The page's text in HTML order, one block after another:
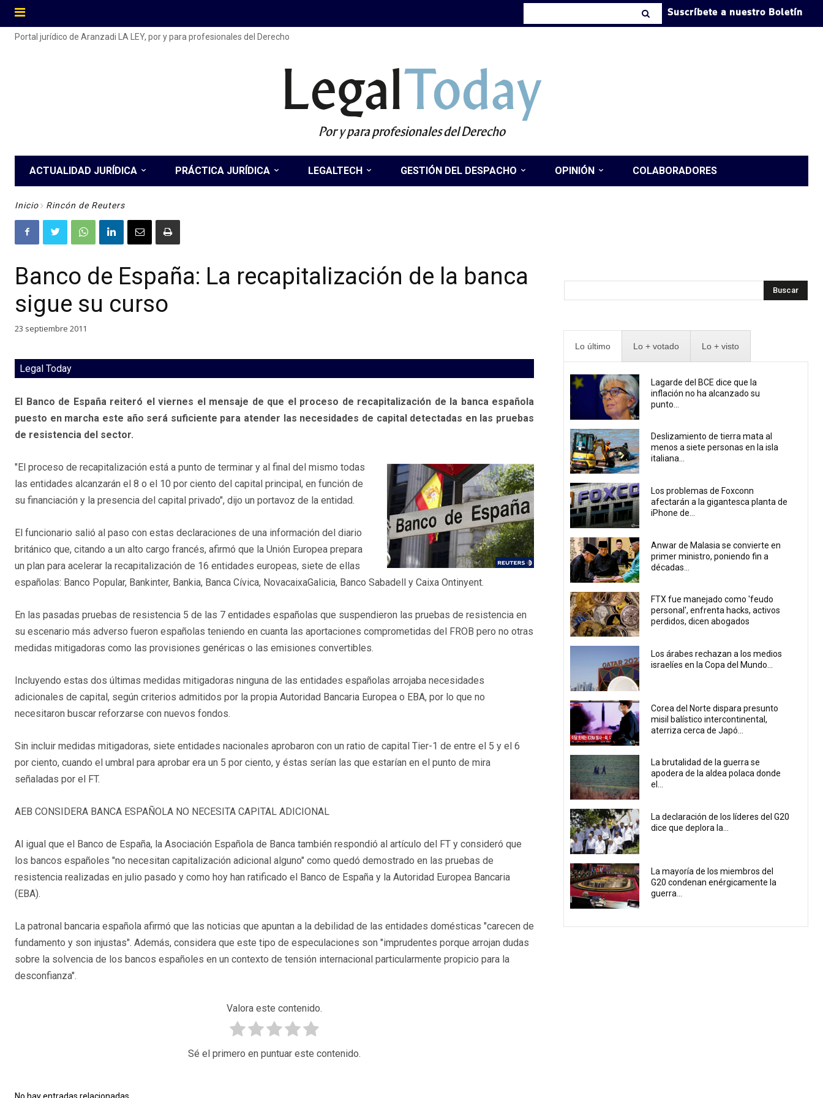
Suscríbete a nuestro Boletín
Portal jurídico de Aranzadi LA LEY, por y para profesionales del Derecho
LegalToday
Por y para profesionales del Derecho
ACTUALIDAD JURÍDICA PRÁCTICA JURÍDICA LEGALTECH GESTIÓN DEL DESPACHO OPINIÓN COLABORADORES
Inicio Rincón de Reuters
Banco de España: La recapitalización de la banca
sigue su curso
23 septiembre 2011
Legal Today
El Banco de España reiteró el viernes el mensaje de que el proceso de recapitalización de la banca española
puesto en marcha este año será suficiente para atender las necesidades de capital detectadas en las pruebas
de resistencia del sector.
"El proceso de recapitalización está a punto de terminar y al final del mismo todas
las entidades alcanzarán el 8 o el 10 por ciento del capital principal, en función de
su financiación y la presencia del capital privado", dijo un portavoz de la entidad.
El funcionario salió al paso con estas declaraciones de una información del diario
británico que, citando a un alto cargo francés, afirmó que la Unión Europea prepara
un plan para acelerar la recapitalización de 16 entidades europeas, siete de ellas
españolas: Banco Popular, Bankinter, Bankia, Banca Cívica, NovacaixaGalicia, Banco Sabadell y Caixa Ontinyent.
En las pasadas pruebas de resistencia 5 de las 7 entidades españolas que suspendieron las pruebas de resistencia en
su escenario más adverso fueron españolas teniendo en cuanta las aportaciones comprometidas del FROB pero no otras
medidas mitigadoras como las provisiones genéricas o las emisiones convertibles.
Incluyendo estas dos últimas medidas mitigadoras ninguna de las entidades españolas arrojaba necesidades
adicionales de capital, según criterios admitidos por la propia Autoridad Bancaria Europea o EBA, por lo que no
necesitaron buscar reforzarse con nuevos fondos.
Sin incluir medidas mitigadoras, siete entidades nacionales aprobaron con un ratio de capital Tier-1 de entre el 5 y el 6
por ciento, cuando el umbral para aprobar era un 5 por ciento, y éstas serían las que estarían en el punto de mira
señaladas por el FT.
AEB CONSIDERA BANCA ESPAÑOLA NO NECESITA CAPITAL ADICIONAL
Al igual que el Banco de España, la Asociación Española de Banca también respondió al artículo del FT y consideró que
los bancos españoles "no necesitan capitalización adicional alguno" como quedó demostrado en las pruebas de
resistencia realizadas en julio pasado y como hoy han ratificado el Banco de España y la Autoridad Europea Bancaria
(EBA).
La patronal bancaria española afirmó que las noticias que apuntan a la debilidad de las entidades domésticas "carecen de
fundamento y son injustas". Además, considera que este tipo de especulaciones son "imprudentes porque arrojan dudas
sobre la solvencia de los bancos españoles en un contexto de tensión internacional particularmente propicio para la
desconfianza".
Valora este contenido.
Sé el primero en puntuar este contenido.
Buscar
Lo último Lo + votado Lo + visto
Lagarde del BCE dice que la
inflación no ha alcanzado su
punto...
Deslizamiento de tierra mata al
menos a siete personas en la isla
italiana...
Los problemas de Foxconn
afectarán a la gigantesca planta de
iPhone de...
Anwar de Malasia se convierte en
primer ministro, poniendo fin a
décadas...
FTX fue manejado como 'feudo
personal', enfrenta hacks, activos
perdidos, dicen abogados
Los árabes rechazan a los medios
israelíes en la Copa del Mundo...
Corea del Norte dispara presunto
misil balístico intercontinental,
aterriza cerca de Japó...
La brutalidad de la guerra se
apodera de la aldea polaca donde
el...
La declaración de los líderes del G20
dice que deplora la...
La mayoría de los miembros del
G20 condenan enérgicamente la
guerra...